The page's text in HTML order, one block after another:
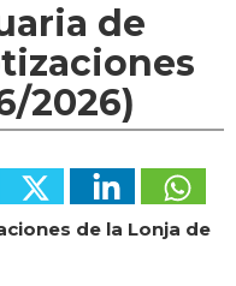
de
2026)
de la Lonja de